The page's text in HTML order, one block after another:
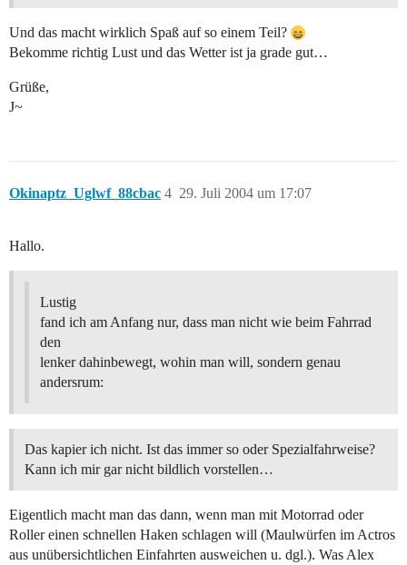
Und das macht wirklich Spaß auf so einem Teil?
Bekomme richtig Lust und das Wetter ist ja grade gut…
Grüße,
J~
Okinaptz_Uglwf_88cbac 29. Juli 2004 um 17:07
4
Hallo.
Lustig
fand ich am Anfang nur, dass man nicht wie beim Fahrrad
den
lenker dahinbewegt, wohin man will, sondern genau
andersrum:
Das kapier ich nicht. Ist das immer so oder Spezialfahrweise?
Kann ich mir gar nicht bildlich vorstellen…
Eigentlich macht man das dann, wenn man mit Motorrad oder
Roller einen schnellen Haken schlagen will (Maulwürfen im Actros
aus unübersichtlichen Einfahrten ausweichen u. dgl.). Was Alex